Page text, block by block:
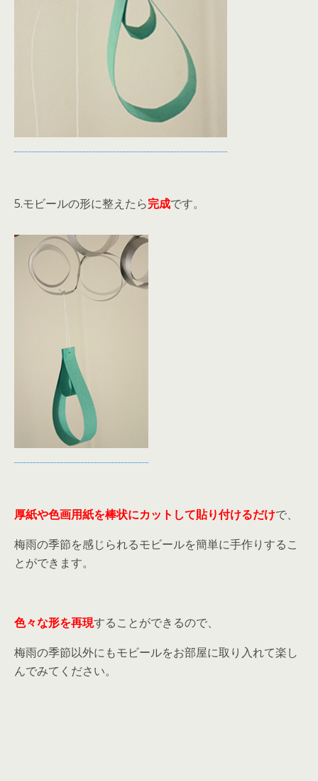
5.モビールの形に整えたら完成です。
厚紙や色画用紙を棒状にカットして貼り付けるだけで、
梅雨の季節を感じられるモビールを簡単に手作りするこ
とができます。
色々な形を再現することができるので、
梅雨の季節以外にもモビールをお部屋に取り入れて楽し
んでみてください。